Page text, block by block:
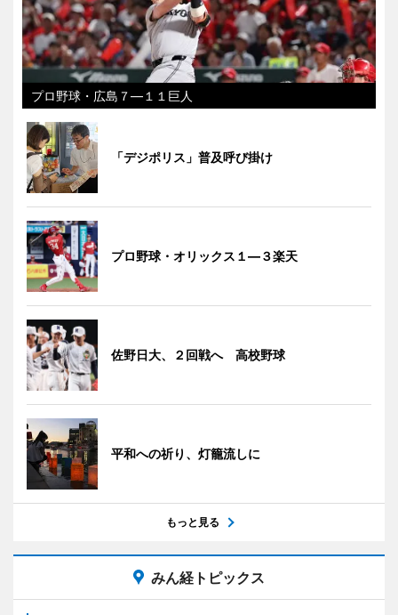
プロ野球・広島７―１１巨人
「デジポリス」普及呼び掛け
プロ野球・オリックス１―３楽天
佐野日大、２回戦へ 高校野球
平和への祈り、灯籠流しに
もっと見る
みん経トピックス